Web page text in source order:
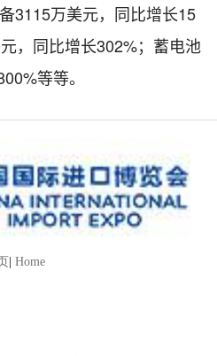
3115万美元，同比增长15
，同比增长302%；蓄电池
等等。
| Home